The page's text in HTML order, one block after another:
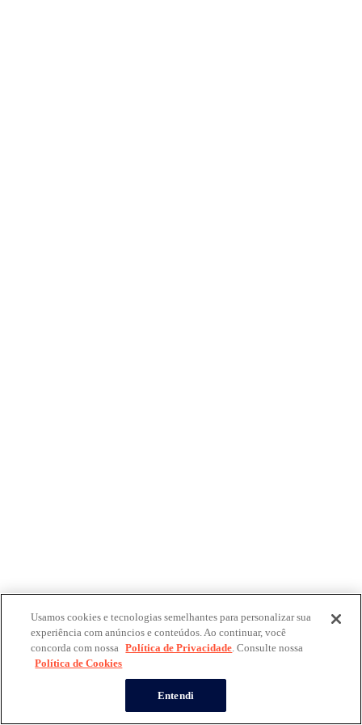
Usamos cookies e tecnologias semelhantes para personalizar sua
experiência com anúncios e conteúdos. Ao continuar, você
concorda com nossa Política de Privacidade. Consulte nossa
Política de Cookies
Entendi